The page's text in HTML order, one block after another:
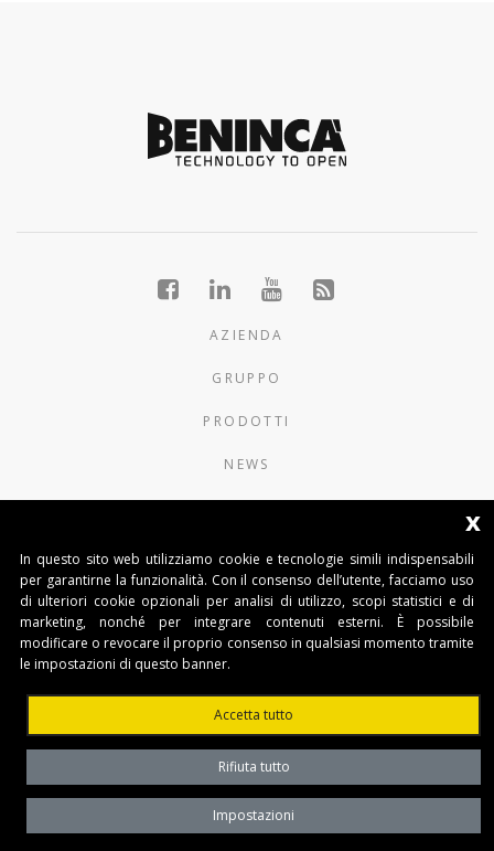
AZIENDA
GRUPPO
PRODOTTI
NEWS
AUTOMATISMI BENINCÀ SpA
Via del Capitello 45
36066 Sandrigo (Vicenza) Italy
Tel. 0444 751030
Capitale Sociale € 1.000.000
interamente versato Registro Imprese
Tribunale di Vicenza
CF e P.IVA (IT) 02054090242
x
In questo sito web utilizziamo cookie e tecnologie simili indispensabili
per garantirne la funzionalità. Con il consenso dell’utente, facciamo uso
di ulteriori cookie opzionali per analisi di utilizzo, scopi statistici e di
marketing, nonché per integrare contenuti esterni. È possibile
modificare o revocare il proprio consenso in qualsiasi momento tramite
le impostazioni di questo banner.
Accetta tutto
Rifiuta tutto
Impostazioni